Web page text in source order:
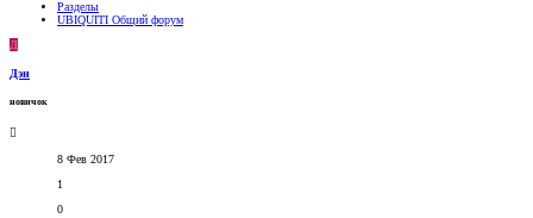
Разделы
UBIQUITI Общий форум
Д
Дэн
новичок
8 Фев 2017
1
0